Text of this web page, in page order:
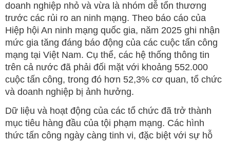
doanh nghiệp nhỏ và vừa là nhóm dễ tổn thương
trước các rủi ro an ninh mạng. Theo báo cáo của
Hiệp hội An ninh mạng quốc gia, năm 2025 ghi nhận
mức gia tăng đáng báo động của các cuộc tấn công
mạng tại Việt Nam. Cụ thể, các hệ thống thông tin
trên cả nước đã phải đối mặt với khoảng 552.000
cuộc tấn công, trong đó hơn 52,3% cơ quan, tổ chức
và doanh nghiệp bị ảnh hưởng.
Dữ liệu và hoạt động của các tổ chức đã trở thành
mục tiêu hàng đầu của tội phạm mạng. Các hình
thức tấn công ngày càng tinh vi, đặc biệt với sự hỗ